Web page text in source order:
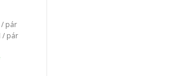
/ pár
/ pár